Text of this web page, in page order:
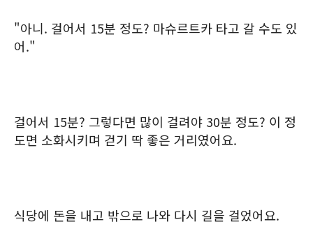
"아니. 걸어서 15분 정도? 마슈르트카 타고 갈 수도 있
어."
걸어서 15분? 그렇다면 많이 걸려야 30분 정도? 이 정
도면 소화시키며 걷기 딱 좋은 거리였어요.
식당에 돈을 내고 밖으로 나와 다시 길을 걸었어요.